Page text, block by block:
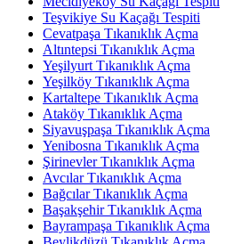
Teşvikiye Su Kaçağı Tespiti
Cevatpaşa Tıkanıklık Açma
Altıntepsi Tıkanıklık Açma
Yeşilyurt Tıkanıklık Açma
Yeşilköy Tıkanıklık Açma
Kartaltepe Tıkanıklık Açma
Ataköy Tıkanıklık Açma
Siyavuşpaşa Tıkanıklık Açma
Yenibosna Tıkanıklık Açma
Şirinevler Tıkanıklık Açma
Avcılar Tıkanıklık Açma
Bağcılar Tıkanıklık Açma
Başakşehir Tıkanıklık Açma
Bayrampaşa Tıkanıklık Açma